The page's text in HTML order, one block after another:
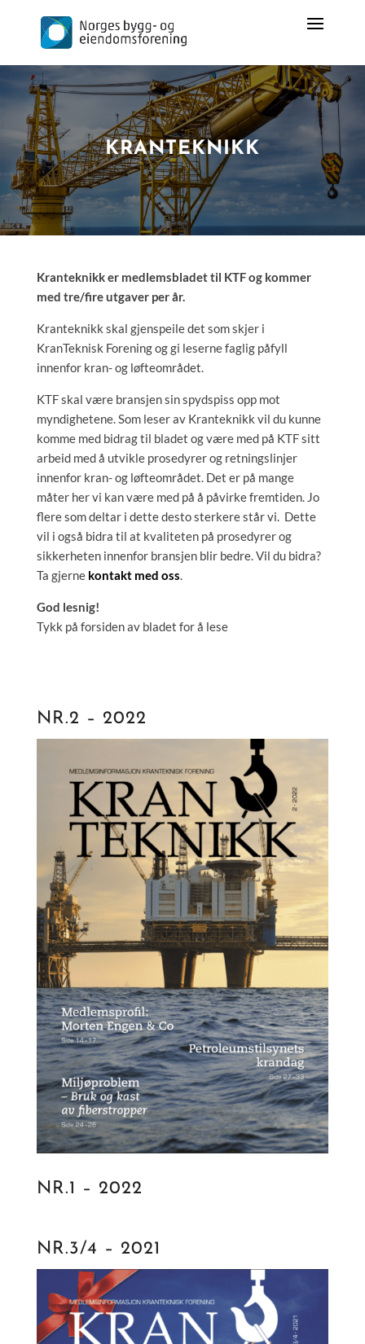
KRANTEKNIKK
Kranteknikk er medlemsbladet til KTF og kommer
med tre/fire utgaver per år.
Kranteknikk skal gjenspeile det som skjer i
KranTeknisk Forening og gi leserne faglig påfyll
innenfor kran- og løfteområdet.
KTF skal være bransjen sin spydspiss opp mot
myndighetene. Som leser av Kranteknikk vil du kunne
komme med bidrag til bladet og være med på KTF sitt
arbeid med å utvikle prosedyrer og retningslinjer
innenfor kran- og løfteområdet. Det er på mange
måter her vi kan være med på å påvirke fremtiden. Jo
flere som deltar i dette desto sterkere står vi. Dette
vil i også bidra til at kvaliteten på prosedyrer og
sikkerheten innenfor bransjen blir bedre. Vil du bidra?
Ta gjerne kontakt med oss.
God lesnig!
Tykk på forsiden av bladet for å lese
NR.2 – 2022
NR.1 – 2022
NR.3/4 – 2021